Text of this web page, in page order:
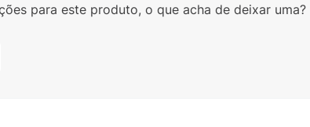
para este produto, o que acha de deixar uma?